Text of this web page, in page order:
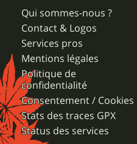
Qui sommes-nous ?
Contact & Logos
Services pros
Mentions légales
Politique de
confidentialité
Consentement / Cookies
Stats des traces GPX
Status des services